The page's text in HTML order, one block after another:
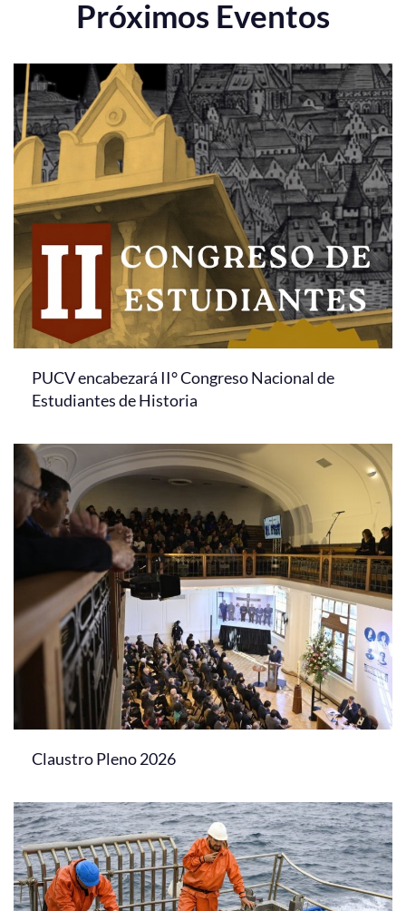
Próximos Eventos
PUCV encabezará II° Congreso Nacional de
Estudiantes de Historia
Claustro Pleno 2026